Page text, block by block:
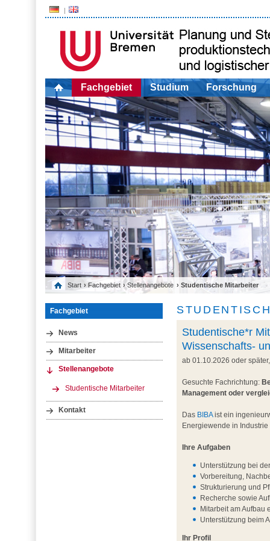
Fachgebiet Studium Forschung
Start › Fachgebiet ›Stellenangebote › Studentische Mitarbeiter
Fachgebiet
News
Mitarbeiter
Stellenangebote
Studentische Mitarbeiter
Kontakt
Studentische*r
Wissenschafts-
ab 01.10.2026 oder
Gesuchte Fachrichtung:
Management oder
Das BIBAist ein
Energiewende in
Ihre Aufgaben
Unterstützung bei
Vorbereitung,
Strukturierung und
Recherche sowie
Mitarbeit am Aufbau
Unterstützung beim
Ihr Profil